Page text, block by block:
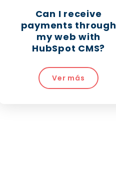
Can I receive
payments through
my web with
HubSpot CMS?
Ver más